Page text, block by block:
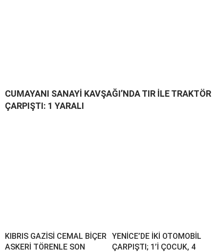
CUMAYANI SANAYİ KAVŞAĞI’NDA TIR İLE TRAKTÖR
ÇARPIŞTI: 1 YARALI
KIBRIS GAZİSİ CEMAL BİÇER
ASKERİ TÖRENLE SON
YENİCE’DE İKİ OTOMOBİL
ÇARPIŞTI; 1’İ ÇOCUK, 4